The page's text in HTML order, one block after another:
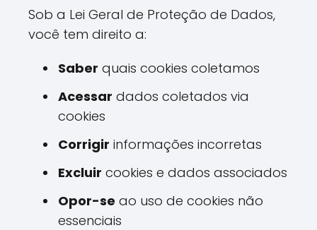
Sob a Lei Geral de Proteção de Dados,
você tem direito a:
Saber quais cookies coletamos
Acessar dados coletados via
cookies
Corrigir informações incorretas
Excluir cookies e dados associados
Opor-se ao uso de cookies não
essenciais